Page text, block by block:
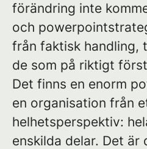
förändring inte
och
från faktisk handling,
de som på riktigt
Det finns en enorm
en organisation från
helhetsperspektiv:
enskilda delar. Det